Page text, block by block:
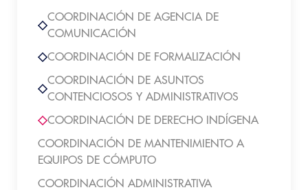
COORDINACIÓN DE AGENCIA DE
COMUNICACIÓN
COORDINACIÓN DE FORMALIZACIÓN
COORDINACIÓN DE ASUNTOS
CONTENCIOSOS Y ADMINISTRATIVOS
COORDINACIÓN DE DERECHO INDÍGENA
COORDINACIÓN DE MANTENIMIENTO A
EQUIPOS DE CÓMPUTO
COORDINACIÓN ADMINISTRATIVA